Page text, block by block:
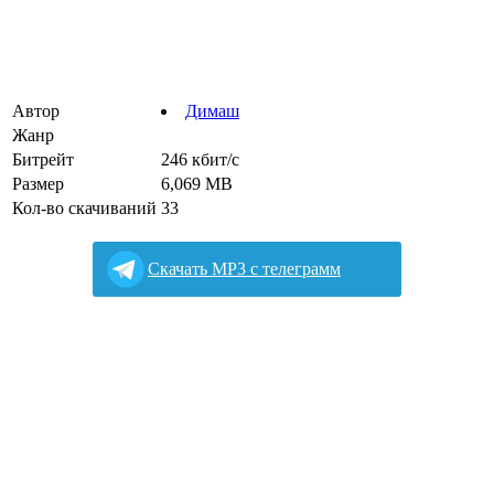
Автор
Димаш
Жанр
Битрейт
246 кбит/с
Размер
6,069 MB
Кол-во скачиваний 33
Cкачать MP3 с телеграмм